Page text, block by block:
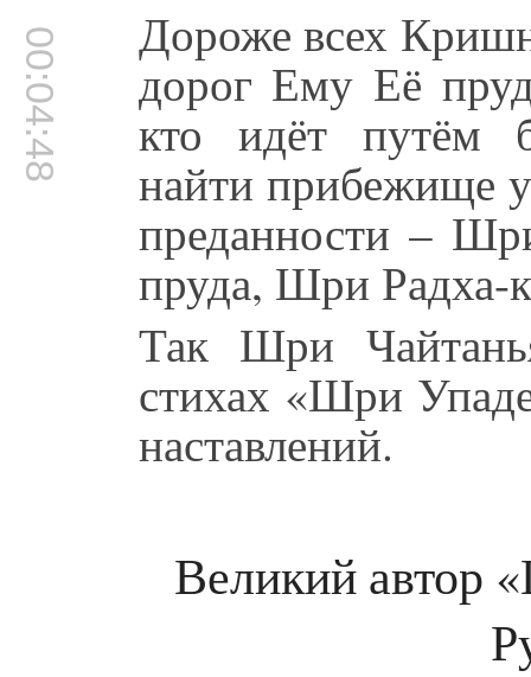
00:04:48 Дороже всех
дорог Ему Её
кто идёт путём
найти прибежище
преданности –
пруда, Шри Радха-
Так Шри
стихах «Шри
наставлений.
Великий